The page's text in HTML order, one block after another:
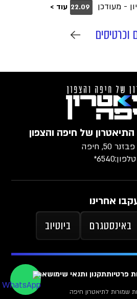
- מעודכן 22.09 עוד >
וכרטיסים
של חיפה והצפון
50, חיפה
טלפון:6540*
אחרינו
באינסטגרם ביוטיוב
שמורות לתיאטרון חיפה
פרטיותתקנון ותנאי שימושארכיון